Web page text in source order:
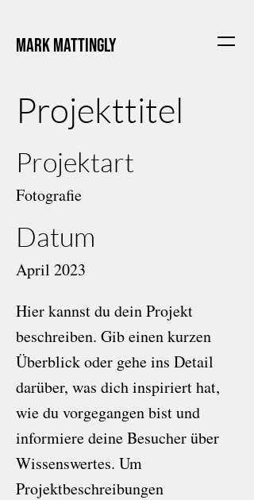
Mark Mattingly
Projekttitel
Projektart
Fotografie
Datum
April 2023
Hier kannst du dein Projekt
beschreiben. Gib einen kurzen
Überblick oder gehe ins Detail
darüber, was dich inspiriert hat,
wie du vorgegangen bist und
informiere deine Besucher über
Wissenswertes. Um
Projektbeschreibungen